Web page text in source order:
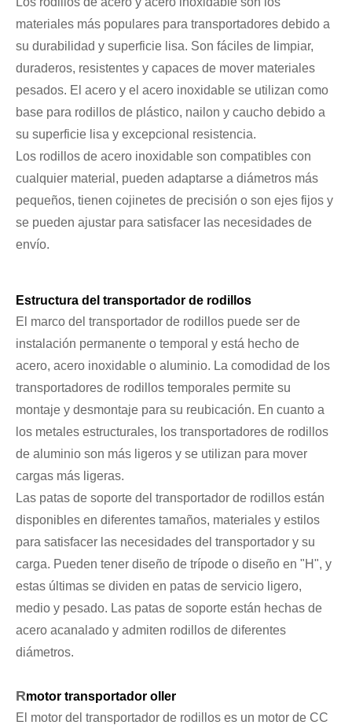
materiales más populares para transportadores debido a
su durabilidad y superficie lisa. Son fáciles de limpiar,
duraderos, resistentes y capaces de mover materiales
pesados. El acero y el acero inoxidable se utilizan como
base para rodillos de plástico, nailon y caucho debido a
su superficie lisa y excepcional resistencia.
Los rodillos de acero inoxidable son compatibles con
cualquier material, pueden adaptarse a diámetros más
pequeños, tienen cojinetes de precisión o son ejes fijos y
se pueden ajustar para satisfacer las necesidades de
envío.
Estructura del transportador de rodillos
El marco del transportador de rodillos puede ser de
instalación permanente o temporal y está hecho de
acero, acero inoxidable o aluminio. La comodidad de los
transportadores de rodillos temporales permite su
montaje y desmontaje para su reubicación. En cuanto a
los metales estructurales, los transportadores de rodillos
de aluminio son más ligeros y se utilizan para mover
cargas más ligeras.
Las patas de soporte del transportador de rodillos están
disponibles en diferentes tamaños, materiales y estilos
para satisfacer las necesidades del transportador y su
carga. Pueden tener diseño de trípode o diseño en "H", y
estas últimas se dividen en patas de servicio ligero,
medio y pesado. Las patas de soporte están hechas de
acero acanalado y admiten rodillos de diferentes
diámetros.
Rmotor transportador oller
El motor del transportador de rodillos es un motor de CC